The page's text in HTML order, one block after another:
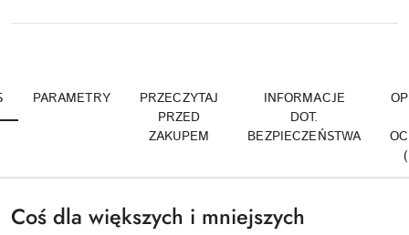
PARAMETRY
PRZECZYTAJ
PRZED
ZAKUPEM
INFORMACJE
DOT.
BEZPIECZEŃSTWA
Coś dla większych i mniejszych